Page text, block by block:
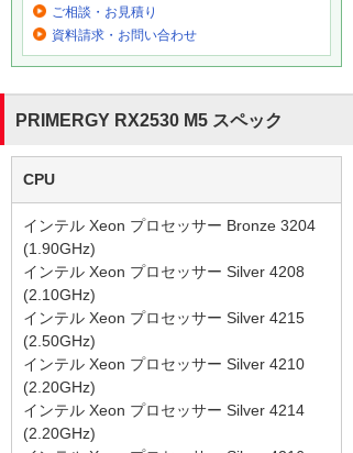
ご相談・お見積り
資料請求・お問い合わせ
PRIMERGY RX2530 M5 スペック
CPU
インテル Xeon プロセッサー Bronze 3204
(1.90GHz)
インテル Xeon プロセッサー Silver 4208
(2.10GHz)
インテル Xeon プロセッサー Silver 4215
(2.50GHz)
インテル Xeon プロセッサー Silver 4210
(2.20GHz)
インテル Xeon プロセッサー Silver 4214
(2.20GHz)